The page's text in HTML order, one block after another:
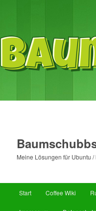
Meine Lösungen für Ubuntu
Zum
Zum
Start Coffee Wiki